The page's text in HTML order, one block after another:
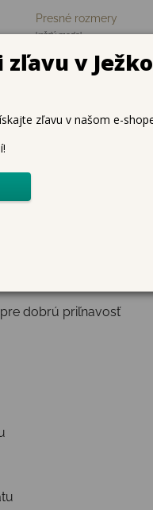
Presné rozmery
každý model
Daisy sú
na nosenie.
dobrú priľnavosť